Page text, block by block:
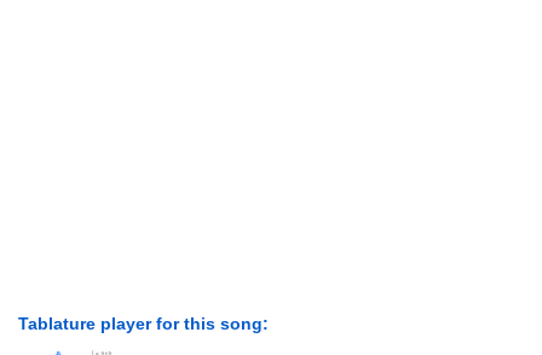
Tablature player for this song: